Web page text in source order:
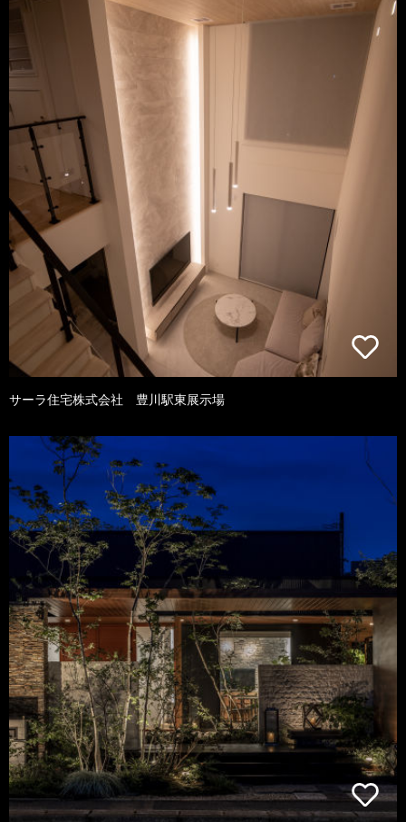
サーラ住宅株式会社 豊川駅東展示場